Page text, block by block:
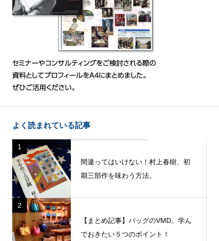
よく読まれている記事
1
間違ってはいけない！村上春樹、初
期三部作を味わう方法。
2
【まとめ記事】バッグのVMD。学ん
でおきたい５つのポイント！